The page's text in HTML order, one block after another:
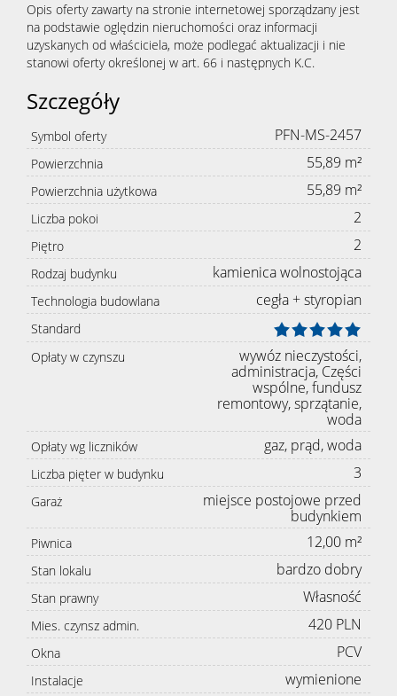
Opis oferty zawarty na stronie internetowej sporządzany jest
na podstawie oględzin nieruchomości oraz informacji
uzyskanych od właściciela, może podlegać aktualizacji i nie
stanowi oferty określonej w art. 66 i następnych K.C.
Szczegóły
Symbol oferty PFN-MS-2457
Powierzchnia 55,89 m²
Powierzchnia użytkowa 55,89 m²
Liczba pokoi 2
Piętro 2
Rodzaj budynku kamienica wolnostojąca
Technologia budowlana cegła + styropian
Standard
Opłaty w czynszu
wywóz nieczystości,
administracja, Części
wspólne, fundusz
remontowy, sprzątanie,
woda
Opłaty wg liczników gaz, prąd, woda
Liczba pięter w budynku 3
Garaż
miejsce postojowe przed
budynkiem
Piwnica 12,00 m²
Stan lokalu bardzo dobry
Stan prawny Własność
Mies. czynsz admin. 420 PLN
Okna PCV
Instalacje wymienione